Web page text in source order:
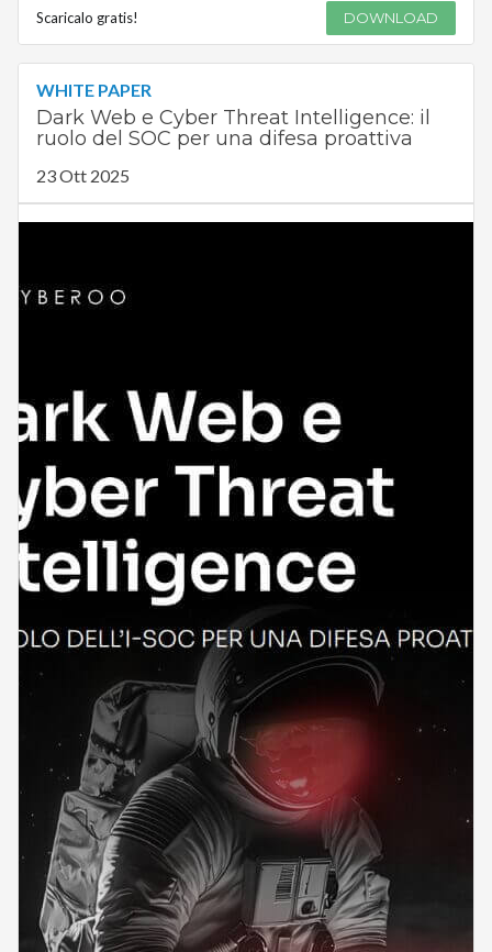
Scaricalo gratis! DOWNLOAD
WHITE PAPER
Dark Web e Cyber Threat Intelligence: il
ruolo del SOC per una difesa proattiva
23 Ott 2025